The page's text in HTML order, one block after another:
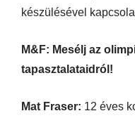
készülésével
M&F: Mesélj az
tapasztalataidról!
Mat Fraser: 12 éves